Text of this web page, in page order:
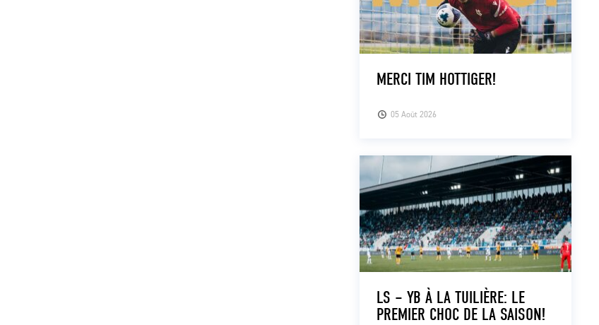
05 Août 2026
MERCI TIM HOTTIGER!
LS – YB À LA TUILIÈRE: LE
PREMIER CHOC DE LA SAISON!